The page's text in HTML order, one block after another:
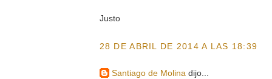
Justo
28 DE ABRIL DE 2014 A LAS 18:39
Santiago de Molina dijo...